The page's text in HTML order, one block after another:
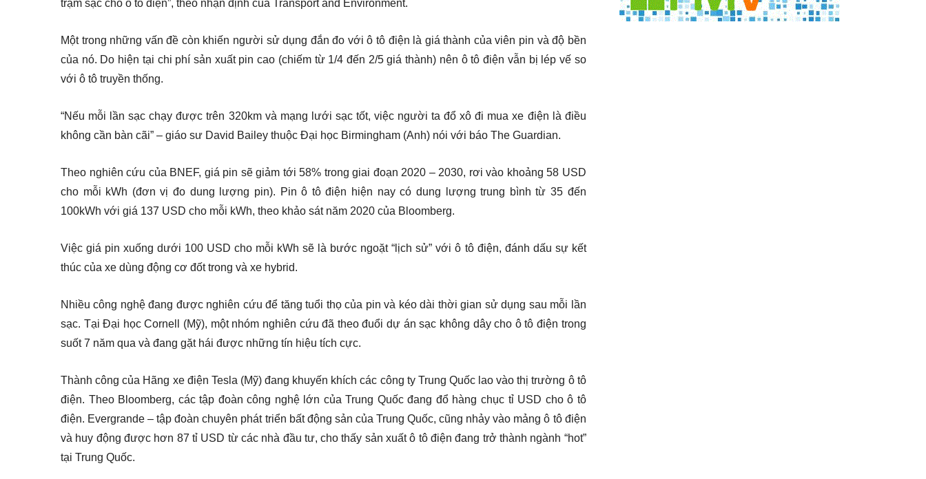
trạm sạc cho ô tô điện”, theo nhận định của Transport and Environment.
Một trong những vấn đề còn khiến người sử dụng đắn đo với ô tô điện là giá thành của viên pin và độ bền
của nó. Do hiện tại chi phí sản xuất pin cao (chiếm từ 1/4 đến 2/5 giá thành) nên ô tô điện vẫn bị lép vế so
với ô tô truyền thống.
“Nếu mỗi lần sạc chạy được trên 320km và mạng lưới sạc tốt, việc người ta đổ xô đi mua xe điện là điều
không cần bàn cãi” – giáo sư David Bailey thuộc Đại học Birmingham (Anh) nói với báo The Guardian.
Theo nghiên cứu của BNEF, giá pin sẽ giảm tới 58% trong giai đoạn 2020 – 2030, rơi vào khoảng 58 USD
cho mỗi kWh (đơn vị đo dung lượng pin). Pin ô tô điện hiện nay có dung lượng trung bình từ 35 đến
100kWh với giá 137 USD cho mỗi kWh, theo khảo sát năm 2020 của Bloomberg.
Việc giá pin xuống dưới 100 USD cho mỗi kWh sẽ là bước ngoặt “lịch sử” với ô tô điện, đánh dấu sự kết
thúc của xe dùng động cơ đốt trong và xe hybrid.
Nhiều công nghệ đang được nghiên cứu để tăng tuổi thọ của pin và kéo dài thời gian sử dụng sau mỗi lần
sạc. Tại Đại học Cornell (Mỹ), một nhóm nghiên cứu đã theo đuổi dự án sạc không dây cho ô tô điện trong
suốt 7 năm qua và đang gặt hái được những tín hiệu tích cực.
Thành công của Hãng xe điện Tesla (Mỹ) đang khuyến khích các công ty Trung Quốc lao vào thị trường ô tô
điện. Theo Bloomberg, các tập đoàn công nghệ lớn của Trung Quốc đang đổ hàng chục tỉ USD cho ô tô
điện. Evergrande – tập đoàn chuyên phát triển bất động sản của Trung Quốc, cũng nhảy vào mảng ô tô điện
và huy động được hơn 87 tỉ USD từ các nhà đầu tư, cho thấy sản xuất ô tô điện đang trở thành ngành “hot”
tại Trung Quốc.